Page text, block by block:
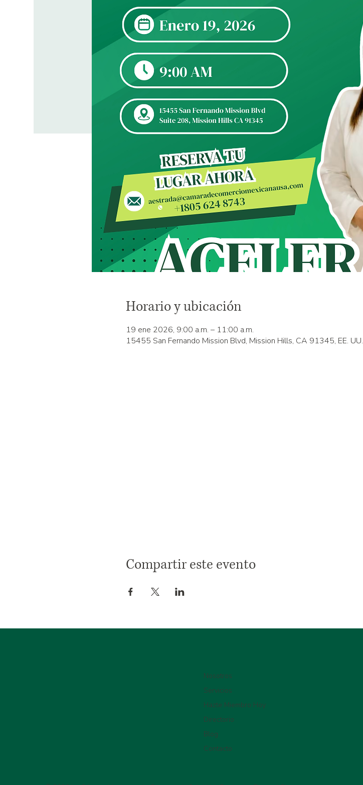
Horario y ubicación
19 ene 2026, 9:00 a.m. – 11:00 a.m.
15455 San Fernando Mission Blvd, Mission Hills, CA 91345, EE. UU.
Compartir este evento
Nosotros
Servicios
Hazte Miembro Hoy
Directorio
Blog
Contacto